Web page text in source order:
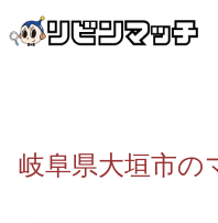
岐阜県大垣市の